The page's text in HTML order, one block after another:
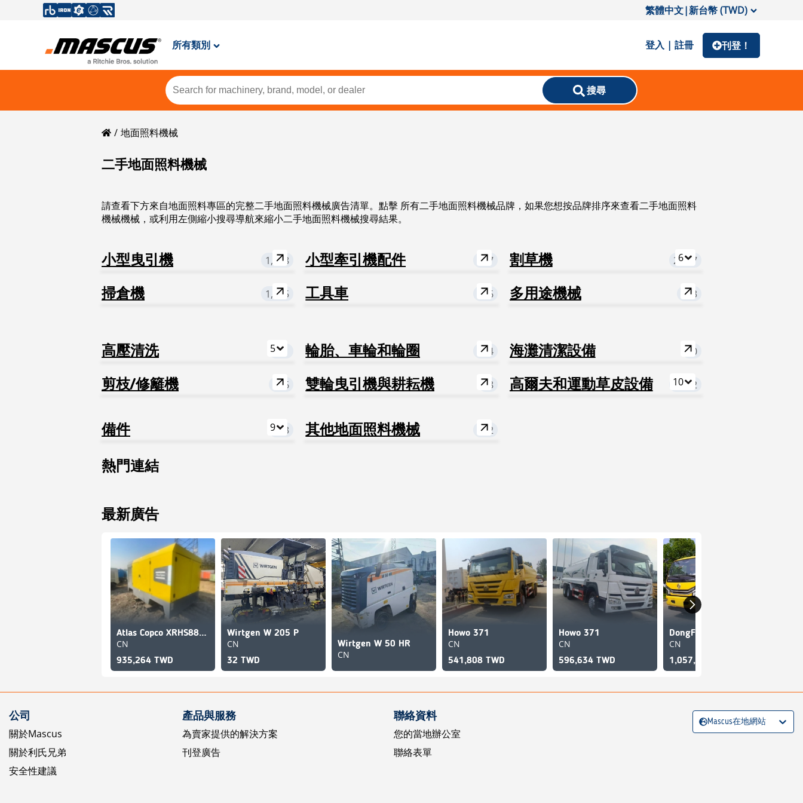
繁體中文|新台幣 (TWD)
所有類別 登入 | 註冊 刊登！
搜尋
地面照料機械
二手地面照料機械
請查看下方來自地面照料專區的完整二手地面照料機械廣告清單。點擊 所有二手地面照料機械品牌，如果您想按品牌排序來查看二手地面照料
機械機械，或利用左側縮小搜尋導航來縮小二手地面照料機械搜尋結果。
小型曳引機 1,388 小型牽引機配件 107 割草機 2,577
6
掃倉機 1,015 工具車 156 多用途機械 643
高壓清洗 391
5 輪胎、車輪和輪圈 774 海灘清潔設備 20
剪枝/修籬機 106 雙輪曳引機與耕耘機 28 高爾夫和運動草皮設備 1,012
10
備件 283
9 其他地面照料機械 822
熱門連結
最新廣告
Atlas Copco XRHS888 compressor
CN
935,264 TWD
Wirtgen W 205 P
CN
32 TWD
Wirtgen W 50 HR
CN
Howo 371
CN
541,808 TWD
Howo 371
CN
596,634 TWD
DongFeng 7.19立方
CN
1,057,816 TWD
公司
關於Mascus
關於利氏兄弟
安全性建議
產品與服務
為賣家提供的解決方案
刊登廣告
聯絡資料
您的當地辦公室
聯絡表單
Mascus在地網站